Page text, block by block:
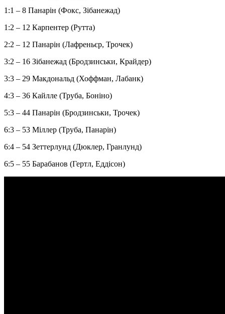
1:1 – 8 Панарін (Фокс, Зібанежад)
1:2 – 12 Карпентер (Рутта)
2:2 – 12 Панарін (Лафреньєр, Трочек)
3:2 – 16 Зібанежад (Бродзинськи, Крайдер)
3:3 – 29 Макдональд (Хоффман, Лабанк)
4:3 – 36 Кайлле (Труба, Боніно)
5:3 – 44 Панарін (Бродзинськи, Трочек)
6:3 – 53 Міллер (Труба, Панарін)
6:4 – 54 Зеттерлунд (Дюклер, Гранлунд)
6:5 – 55 Барабанов (Гертл, Еддісон)